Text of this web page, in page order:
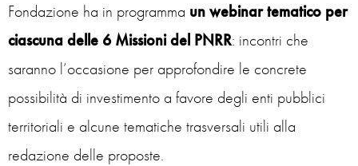
Fondazione ha in programma un webinar tematico per
ciascuna delle 6 Missioni del PNRR: incontri che
saranno l’occasione per approfondire le concrete
possibilità di investimento a favore degli enti pubblici
territoriali e alcune tematiche trasversali utili alla
redazione delle proposte.